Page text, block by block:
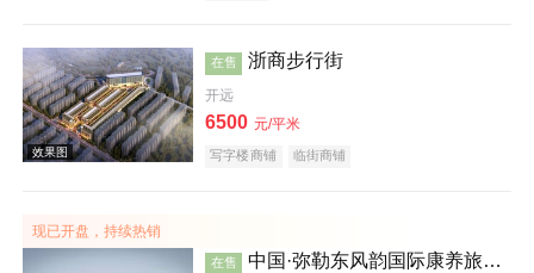
效果图
在售 浙商步行街
开远
6500 元/平米
写字楼商铺 临街商铺
现已开盘，持续热销
在售 中国·弥勒东风韵国际康养旅游度假区沐心谷